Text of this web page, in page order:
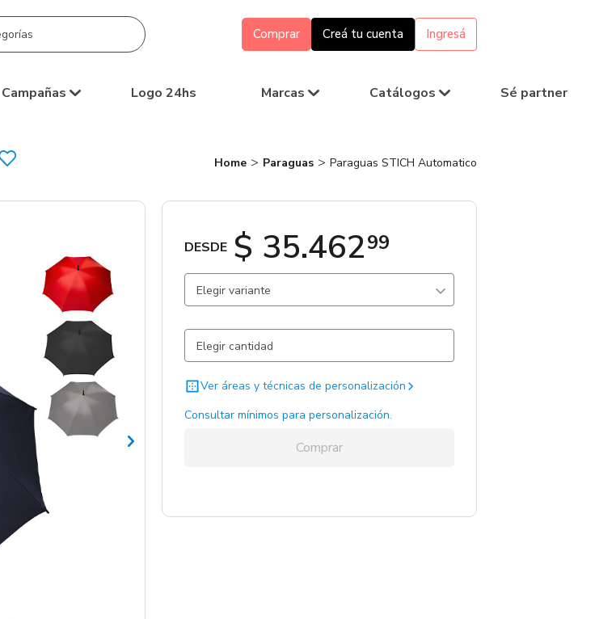
Comprar Creá tu cuenta Ingresá
Campañas Logo 24hs Marcas Catálogos Sé partner
Home Paraguas Paraguas STICH Automatico
DESDE $ 35.46299
Elegir variante
Rojo / Gris Plata / Plastico 545 un.
Ver áreas y técnicas de personalización
Consultar mínimos para personalización.
Comprar